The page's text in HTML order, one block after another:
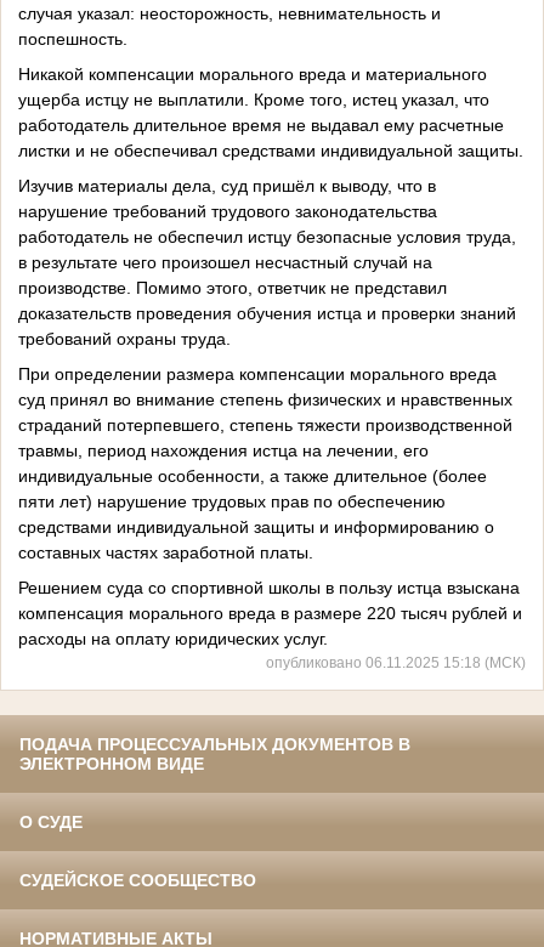
случая указал: неосторожность, невнимательность и
поспешность.
Никакой компенсации морального вреда и материального
ущерба истцу не выплатили. Кроме того, истец указал, что
работодатель длительное время не выдавал ему расчетные
листки и не обеспечивал средствами индивидуальной защиты.
Изучив материалы дела, суд пришёл к выводу, что в
нарушение требований трудового законодательства
работодатель не обеспечил истцу безопасные условия труда,
в результате чего произошел несчастный случай на
производстве. Помимо этого, ответчик не представил
доказательств проведения обучения истца и проверки знаний
требований охраны труда.
При определении размера компенсации морального вреда
суд принял во внимание степень физических и нравственных
страданий потерпевшего, степень тяжести производственной
травмы, период нахождения истца на лечении, его
индивидуальные особенности, а также длительное (более
пяти лет) нарушение трудовых прав по обеспечению
средствами индивидуальной защиты и информированию о
составных частях заработной платы.
Решением суда со спортивной школы в пользу истца взыскана
компенсация морального вреда в размере 220 тысяч рублей и
расходы на оплату юридических услуг.
опубликовано 06.11.2025 15:18 (МСК)
ПОДАЧА ПРОЦЕССУАЛЬНЫХ ДОКУМЕНТОВ В
ЭЛЕКТРОННОМ ВИДЕ
О СУДЕ
СУДЕЙСКОЕ СООБЩЕСТВО
НОРМАТИВНЫЕ АКТЫ